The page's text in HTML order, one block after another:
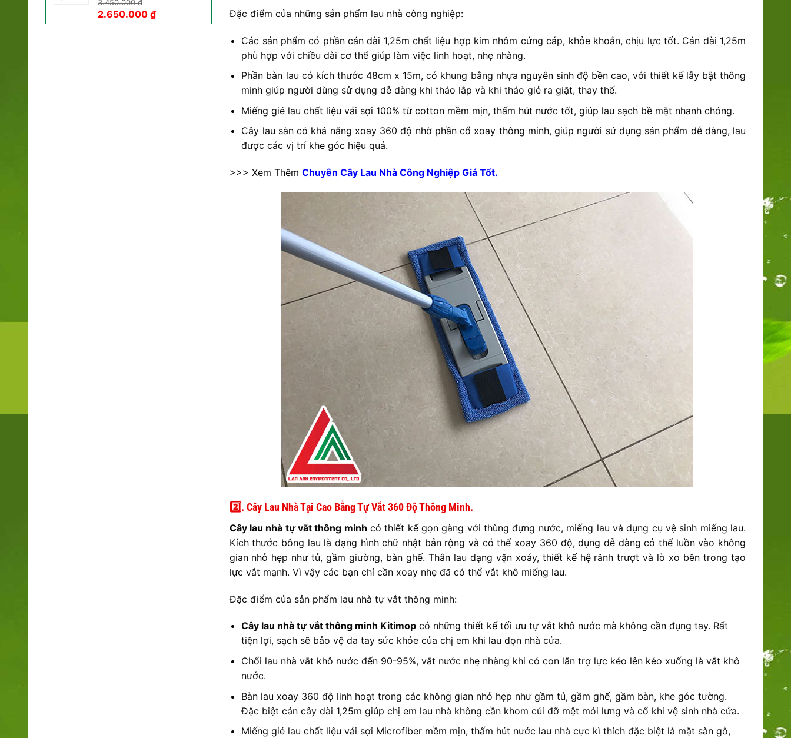
3.450.000₫
Giá
gốc
2.650.000 ₫Giá
hiện
Đặc điểm của những sản phẩm lau nhà công nghiệp:
Các sản phẩm có phần cán dài 1,25m chất liệu hợp kim nhôm cứng cáp, khỏe khoắn, chịu lực tốt. Cán dài 1,25m
phù hợp với chiều dài cơ thể giúp làm việc linh hoạt, nhẹ nhàng.
Phần bàn lau có kích thước 48cm x 15m, có khung bằng nhựa nguyên sinh độ bền cao, với thiết kế lẫy bật thông
minh giúp người dùng sử dụng dễ dàng khi tháo lắp và khi tháo giẻ ra giặt, thay thế.
Miếng giẻ lau chất liệu vải sợi 100% từ cotton mềm mịn, thấm hút nước tốt, giúp lau sạch bề mặt nhanh chóng.
Cây lau sàn có khả năng xoay 360 độ nhờ phần cổ xoay thông minh, giúp người sử dụng sản phẩm dễ dàng, lau
được các vị trí khe góc hiệu quả.
>>> Xem Thêm Chuyên Cây Lau Nhà Công Nghiệp Giá Tốt.
2️⃣. Cây Lau Nhà Tại Cao Bằng Tự Vắt 360 Độ Thông Minh.
Cây lau nhà tự vắt thông minh có thiết kế gọn gàng với thùng đựng nước, miếng lau và dụng cụ vệ sinh miếng lau.
Kích thước bông lau là dạng hình chữ nhật bản rộng và có thể xoay 360 độ, dụng dễ dàng cỏ thể luồn vào không
gian nhỏ hẹp như tủ, gầm giường, bàn ghế. Thân lau dạng vặn xoáy, thiết kế hệ rãnh trượt và lò xo bên trong tạo
lực vắt mạnh. Vì vậy các bạn chỉ cần xoay nhẹ đã có thể vắt khô miếng lau.
Đặc điểm của sản phẩm lau nhà tự vắt thông minh:
Cây lau nhà tự vắt thông minh Kitimop có những thiết kế tối ưu tự vắt khô nước mà không cần đụng tay. Rất
tiện lợi, sạch sẽ bảo vệ da tay sức khỏe của chị em khi lau dọn nhà cửa.
Chổi lau nhà vắt khô nước đến 90-95%, vắt nước nhẹ nhàng khi có con lăn trợ lực kéo lên kéo xuống là vắt khô
nước.
Bàn lau xoay 360 độ linh hoạt trong các không gian nhỏ hẹp như gầm tủ, gầm ghế, gầm bàn, khe góc tường.
Đặc biệt cán cây dài 1,25m giúp chị em lau nhà không cần khom cúi đỡ mệt mỏi lưng và cổ khi vệ sinh nhà cửa.
Miếng giẻ lau chất liệu vải sợi Microfiber mềm mịn, thấm hút nước lau nhà cực kì thích đặc biệt là mặt sàn gỗ,